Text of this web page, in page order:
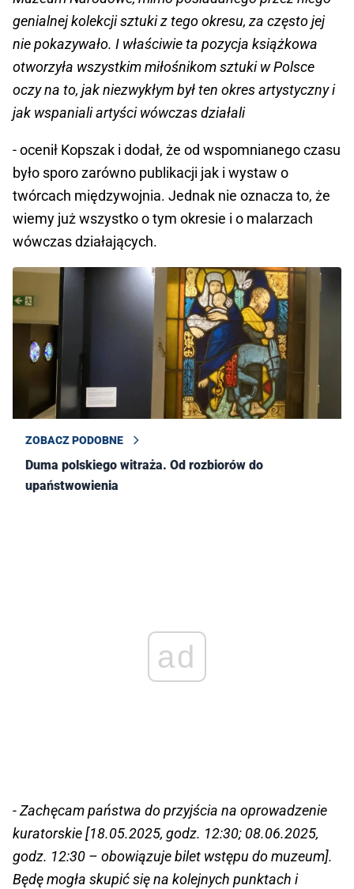
genialnej kolekcji sztuki z tego okresu, za często jej
nie pokazywało. I właściwie ta pozycja książkowa
otworzyła wszystkim miłośnikom sztuki w Polsce
oczy na to, jak niezwykłym był ten okres artystyczny i
jak wspaniali artyści wówczas działali
- ocenił Kopszak i dodał, że od wspomnianego czasu
było sporo zarówno publikacji jak i wystaw o
twórcach międzywojnia. Jednak nie oznacza to, że
wiemy już wszystko o tym okresie i o malarzach
wówczas działających.
ZOBACZ PODOBNE
Duma polskiego witraża. Od rozbiorów do
upaństwowienia
ad
- Zachęcam państwa do przyjścia na oprowadzenie
kuratorskie [18.05.2025, godz. 12:30; 08.06.2025,
godz. 12:30 – obowiązuje bilet wstępu do muzeum].
Będę mogła skupić się na kolejnych punktach i